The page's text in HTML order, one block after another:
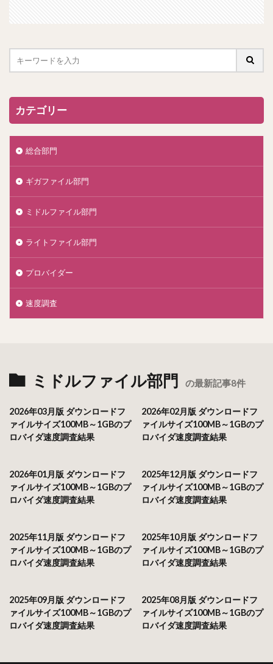
カテゴリー
総合部門
ギガファイル部門
ミドルファイル部門
ライトファイル部門
プロバイダー
速度調査
ミドルファイル部門 の最新記事8件
2026年03月版 ダウンロードフ
ァイルサイズ100MB～1GBのプ
ロバイダ速度調査結果
2026年02月版 ダウンロードフ
ァイルサイズ100MB～1GBのプ
ロバイダ速度調査結果
2026年01月版 ダウンロードフ
ァイルサイズ100MB～1GBのプ
ロバイダ速度調査結果
2025年12月版 ダウンロードフ
ァイルサイズ100MB～1GBのプ
ロバイダ速度調査結果
2025年11月版 ダウンロードフ
ァイルサイズ100MB～1GBのプ
ロバイダ速度調査結果
2025年10月版 ダウンロードフ
ァイルサイズ100MB～1GBのプ
ロバイダ速度調査結果
2025年09月版 ダウンロードフ
ァイルサイズ100MB～1GBのプ
ロバイダ速度調査結果
2025年08月版 ダウンロードフ
ァイルサイズ100MB～1GBのプ
ロバイダ速度調査結果